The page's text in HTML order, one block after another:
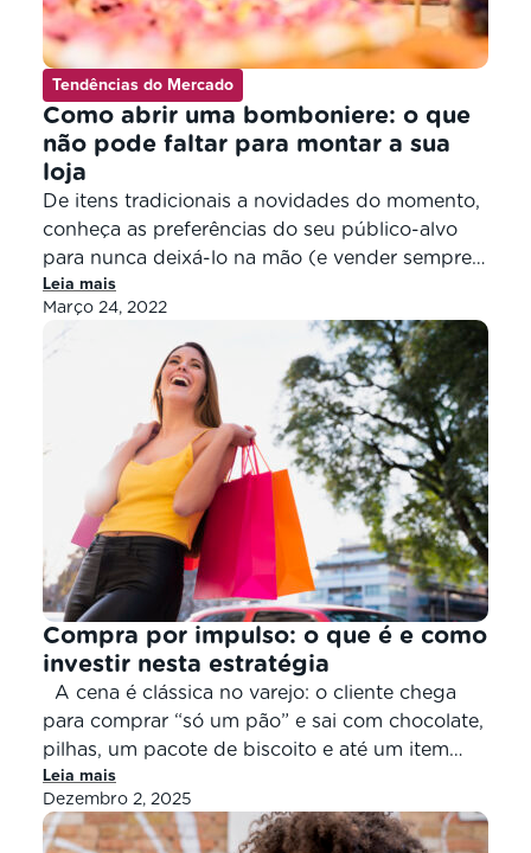
Tendências do Mercado
Como abrir uma bomboniere: o que
não pode faltar para montar a sua
loja
De itens tradicionais a novidades do momento,
conheça as preferências do seu público-alvo
para nunca deixá-lo na mão (e vender sempre
mais) Quando um empreendedor pensa em dar
o pontapé inicial com um novo negócio – aqui,
especificamente, uma bomboniere -, a escolha
dos produtos que farão parte do estoque é um
fator muito importante. […]
Leia mais
Março 24, 2022
Compra por impulso: o que é e como
investir nesta estratégia
A cena é clássica no varejo: o cliente chega
para comprar “só um pão” e sai com chocolate,
pilhas, um pacote de biscoito e até um item
que nem lembrava que existia. Pois é, a compra
por impulso é real, frequente e, quando bem
trabalhada, extremamente lucrativa. Para o
Leia mais
Dezembro 2, 2025